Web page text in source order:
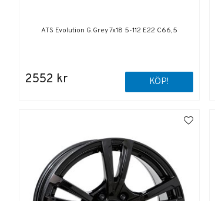
ATS Evolution G.Grey 7x18 5-112 E22 C66,5
2552 kr KÖP!